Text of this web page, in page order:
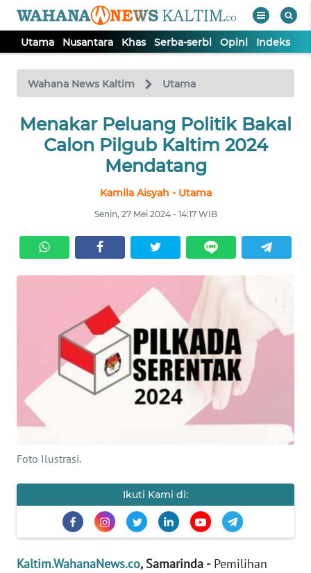
Utama Nusantara Khas Serba-serbi Opini Indeks
Wahana News Kaltim Utama
Menakar Peluang Politik Bakal
Calon Pilgub Kaltim 2024
Mendatang
Kamila Aisyah - Utama
Senin, 27 Mei 2024 - 14:17 WIB
Foto Ilustrasi.
Ikuti Kami di:
Kaltim.WahanaNews.co, Samarinda -Pemilihan
TV
Tutup
UTAMA
SERBA-
SERBI
BERITA
KONTAK
KAMI
INFO
PEDOMAN